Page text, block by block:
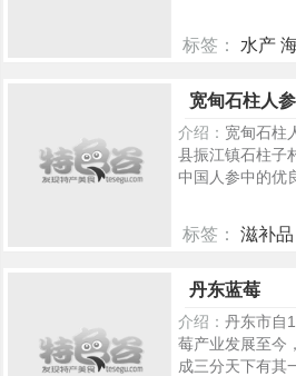
标签： 水产
宽甸石柱人参
介绍： 宽甸石柱
县振江镇石柱子
中国人参中的优
标签： 滋补
丹东蓝莓
介绍： 丹东市自
莓产业发展至今
成三分天下有其